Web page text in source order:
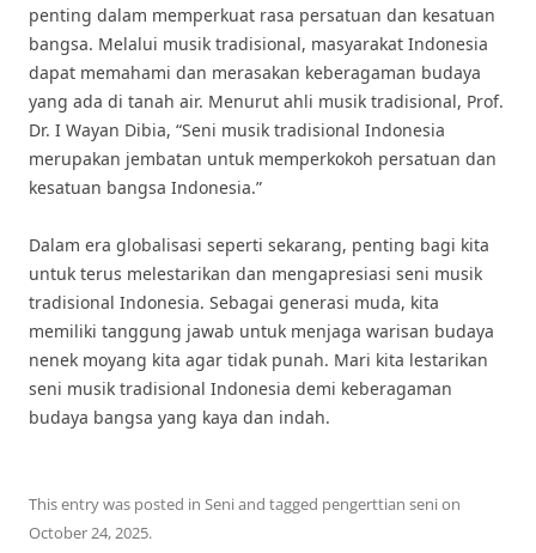
penting dalam memperkuat rasa persatuan dan kesatuan
bangsa. Melalui musik tradisional, masyarakat Indonesia
dapat memahami dan merasakan keberagaman budaya
yang ada di tanah air. Menurut ahli musik tradisional, Prof.
Dr. I Wayan Dibia, “Seni musik tradisional Indonesia
merupakan jembatan untuk memperkokoh persatuan dan
kesatuan bangsa Indonesia.”
Dalam era globalisasi seperti sekarang, penting bagi kita
untuk terus melestarikan dan mengapresiasi seni musik
tradisional Indonesia. Sebagai generasi muda, kita
memiliki tanggung jawab untuk menjaga warisan budaya
nenek moyang kita agar tidak punah. Mari kita lestarikan
seni musik tradisional Indonesia demi keberagaman
budaya bangsa yang kaya dan indah.
This entry was posted in Seniand tagged pengerttian senion
October 24, 2025.